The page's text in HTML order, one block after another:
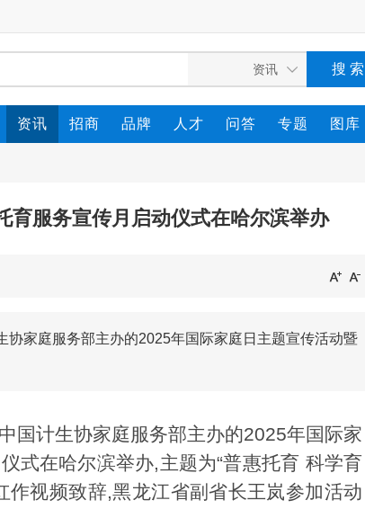
资讯 招商 品牌 人才 问答 专题 图库
育服务宣传月启动仪式在哈尔滨举办
家庭服务部主办的2025年国际家庭日主题宣传活动暨
国计生协家庭服务部主办的2025年国际家
式在哈尔滨举办,主题为“普惠托育 科学育
视频致辞,黑龙江省副省长王岚参加活动